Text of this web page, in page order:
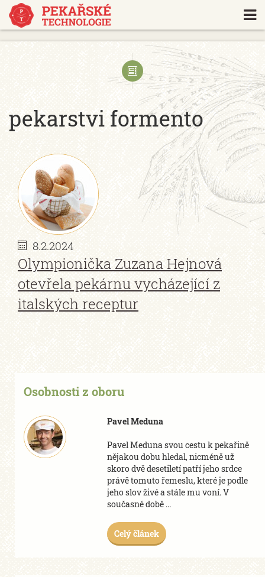
https://www.traditionrolex.com/18
pekarstvi formento
8.2.2024
Olympionička Zuzana Hejnová
otevřela pekárnu vycházející z
italských receptur
Osobnosti z oboru
Pavel Meduna
Pavel Meduna svou cestu k pekařině
nějakou dobu hledal, nicméně už
skoro dvě desetiletí patří jeho srdce
právě tomuto řemeslu, které je podle
jeho slov živé a stále mu voní. V
současné době ...
Celý článek